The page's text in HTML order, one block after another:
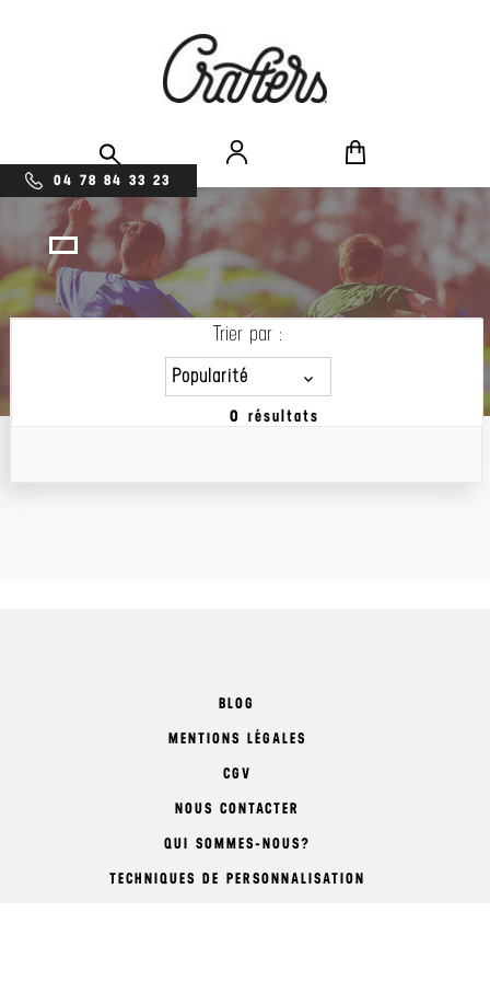
04 78 84 33 23
0 résultats
Trier par :
Popularité
Popularité
BLOG
MENTIONS LÉGALES
CGV
NOUS CONTACTER
QUI SOMMES-NOUS?
TECHNIQUES DE PERSONNALISATION